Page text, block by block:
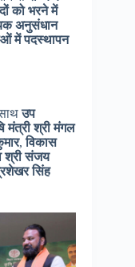
को भरने में
अनुसंधान
में पदस्थापन
उप
मंत्री श्री मंगल
,विकास
श्री संजय
सिंह